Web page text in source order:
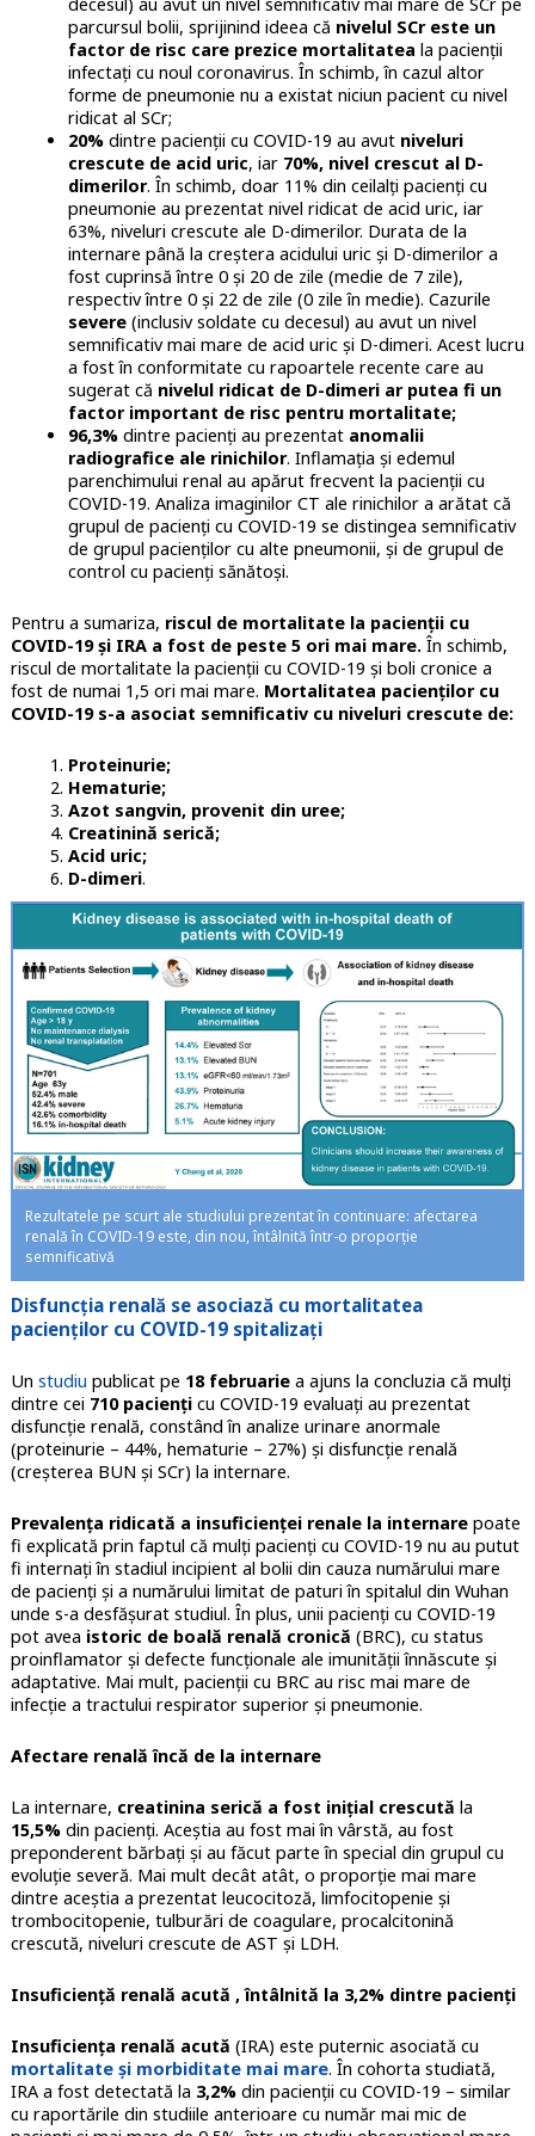
parcursul bolii, sprijinind ideea că nivelul SCr este un
factor de risc care prezice mortalitatea la pacienții
infectați cu noul coronavirus. În schimb, în cazul altor
forme de pneumonie nu a existat niciun pacient cu nivel
ridicat al SCr;
20%dintre pacienții cu COVID-19 au avut niveluri
crescute de acid uric, iar 70%, nivel crescut al D-
dimerilor. În schimb, doar 11% din ceilalți pacienți cu
pneumonie au prezentat nivel ridicat de acid uric, iar
63%, niveluri crescute ale D-dimerilor. Durata de la
internare până la creștera acidului uric și D-dimerilor a
fost cuprinsă între 0 și 20 de zile (medie de 7 zile),
respectiv între 0 și 22 de zile (0 zile în medie). Cazurile
severe(inclusiv soldate cu decesul) au avut un nivel
semnificativ mai mare de acid uric și D-dimeri. Acest lucru
a fost în conformitate cu rapoartele recente care au
sugerat că nivelul ridicat de D-dimeri ar putea fi un
factor important de risc pentru mortalitate;
96,3%dintre pacienți au prezentat anomalii
radiografice ale rinichilor. Inflamația și edemul
parenchimului renal au apărut frecvent la pacienții cu
COVID-19. Analiza imaginilor CT ale rinichilor a arătat că
grupul de pacienți cu COVID-19 se distingea semnificativ
de grupul pacienților cu alte pneumonii, și de grupul de
control cu pacienți sănătoși.
Pentru a sumariza, riscul de mortalitate la pacienții cu
COVID-19 și IRA a fost de peste 5 ori mai mare.În schimb,
riscul de mortalitate la pacienții cu COVID-19 și boli cronice a
fost de numai 1,5 ori mai mare. Mortalitatea pacienților cu
COVID-19 s-a asociat semnificativ cu niveluri crescute de:
Proteinurie;
Hematurie;
Azot sangvin, provenit din uree;
Creatinină serică;
Acid uric;
D-dimeri.
Rezultatele pe scurt ale studiului prezentat în continuare: afectarea
renală în COVID-19 este, din nou, întâlnită într-o proporție
semnificativă
Disfuncția renală se asociază cu mortalitatea
pacienților cu COVID-19 spitalizați
Un studiu publicat pe 18 februariea ajuns la concluzia că mulți
dintre cei 710 paciențicu COVID-19 evaluați au prezentat
disfuncție renală, constând în analize urinare anormale
(proteinurie – 44%, hematurie – 27%) și disfuncție renală
(creșterea BUN și SCr) la internare.
Prevalența ridicată a insuficienței renale la internarepoate
fi explicată prin faptul că mulți pacienți cu COVID-19 nu au putut
fi internați în stadiul incipient al bolii din cauza numărului mare
de pacienți și a numărului limitat de paturi în spitalul din Wuhan
unde s-a desfășurat studiul. În plus, unii pacienți cu COVID-19
pot avea istoric de boală renală cronică (BRC), cu status
proinflamator și defecte funcționale ale imunității înnăscute și
adaptative. Mai mult, pacienții cu BRC au risc mai mare de
infecție a tractului respirator superior și pneumonie.
Afectare renală încă de la internare
La internare, creatinina serică a fost inițial crescută la
15,5%din pacienți. Aceștia au fost mai în vârstă, au fost
preponderent bărbați și au făcut parte în special din grupul cu
evoluție severă. Mai mult decât atât, o proporție mai mare
dintre aceștia a prezentat leucocitoză, limfocitopenie și
trombocitopenie, tulburări de coagulare, procalcitonină
crescută, niveluri crescute de AST și LDH.
Insuficiență renală acută , întâlnită la 3,2% dintre pacienți
Insuficiența renală acută (IRA) este puternic asociată cu
mortalitate și morbiditate mai mare. În cohorta studiată,
IRA a fost detectată la 3,2%din pacienții cu COVID-19 – similar
cu raportările din studiile anterioare cu număr mai mic de